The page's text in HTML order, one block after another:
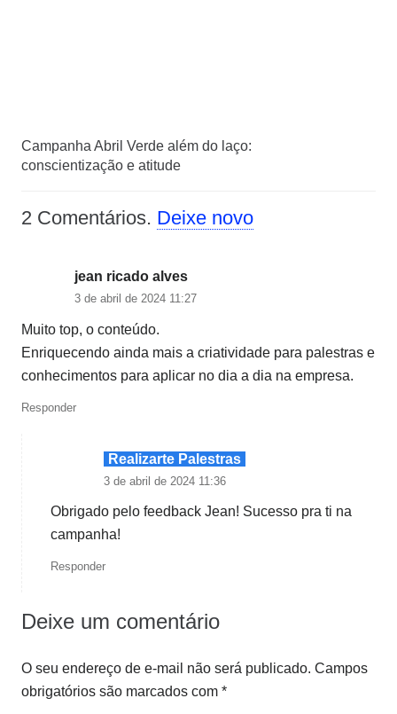
Campanha Abril Verde além do laço:
conscientização e atitude
2 Comentários. Deixe novo
jean ricado alves
3 de abril de 2024 11:27
Muito top, o conteúdo.
Enriquecendo ainda mais a criatividade para palestras e
conhecimentos para aplicar no dia a dia na empresa.
Responder
Realizarte Palestras
3 de abril de 2024 11:36
Obrigado pelo feedback Jean! Sucesso pra ti na
campanha!
Responder
Deixe um comentário
O seu endereço de e-mail não será publicado. Campos
obrigatórios são marcados com *